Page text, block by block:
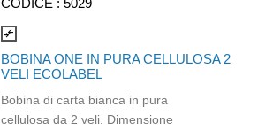
CODICE : 5029
compare_arrows
BOBINA ONE IN PURA CELLULOSA 2
VELI ECOLABEL
Bobina di carta bianca in pura
cellulosa da 2 veli. Dimensione